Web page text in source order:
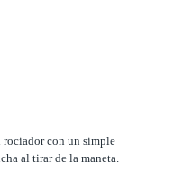
con un simple
al tirar de la maneta.